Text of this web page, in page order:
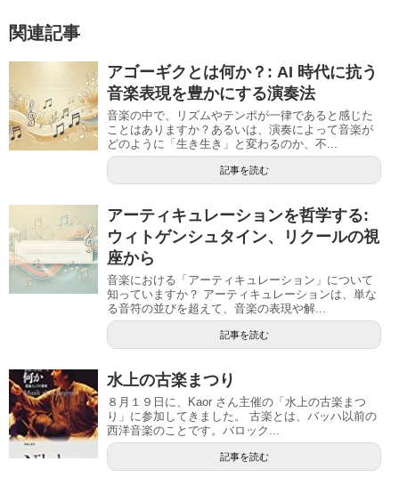
関連記事
アゴーギクとは何か？: AI 時代に抗う
音楽表現を豊かにする演奏法
音楽の中で、リズムやテンポが一律であると感じた
ことはありますか？あるいは、演奏によって音楽が
どのように「生き生き」と変わるのか、不...
記事を読む
アーティキュレーションを哲学する:
ウィトゲンシュタイン、リクールの視
座から
音楽における「アーティキュレーション」について
知っていますか？ アーティキュレーションは、単な
る音符の並びを超えて、音楽の表現や解...
記事を読む
水上の古楽まつり
８月１９日に、Kaor さん主催の「水上の古楽まつ
り」に参加してきました。 古楽とは、バッハ以前の
西洋音楽のことです。バロック...
記事を読む